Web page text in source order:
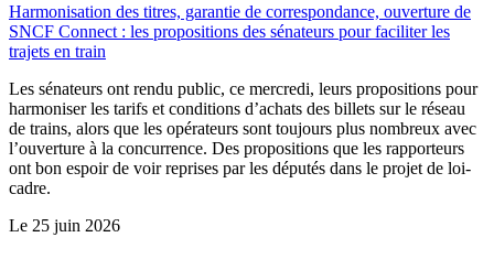
Harmonisation des titres, garantie de correspondance, ouverture de
SNCF Connect : les propositions des sénateurs pour faciliter les
trajets en train
Les sénateurs ont rendu public, ce mercredi, leurs propositions pour
harmoniser les tarifs et conditions d’achats des billets sur le réseau
de trains, alors que les opérateurs sont toujours plus nombreux avec
l’ouverture à la concurrence. Des propositions que les rapporteurs
ont bon espoir de voir reprises par les députés dans le projet de loi-
cadre.
Le 25 juin 2026